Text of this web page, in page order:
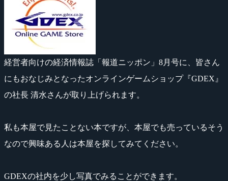
経営者向けの経済情報誌「報道ニッポン」8月号に、皆さん
にもおなじみとなったオンラインゲームショップ『GDEX』
の社長 清水さんが取り上げられます。
私も本屋で見たことない本ですが、本屋でも売っているそう
なので興味ある人は本屋を探してみてください。
GDEXの社内を少し写真でみることができます。